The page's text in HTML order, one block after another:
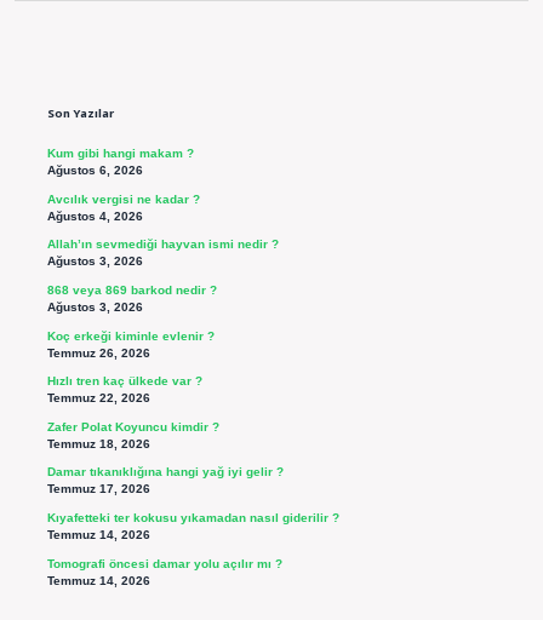
Son Yazılar
Kum gibi hangi makam ?
Ağustos 6, 2026
Avcılık vergisi ne kadar ?
Ağustos 4, 2026
Allah’ın sevmediği hayvan ismi nedir ?
Ağustos 3, 2026
868 veya 869 barkod nedir ?
Ağustos 3, 2026
Koç erkeği kiminle evlenir ?
Temmuz 26, 2026
Hızlı tren kaç ülkede var ?
Temmuz 22, 2026
Zafer Polat Koyuncu kimdir ?
Temmuz 18, 2026
Damar tıkanıklığına hangi yağ iyi gelir ?
Temmuz 17, 2026
Kıyafetteki ter kokusu yıkamadan nasıl giderilir ?
Temmuz 14, 2026
Tomografi öncesi damar yolu açılır mı ?
Temmuz 14, 2026